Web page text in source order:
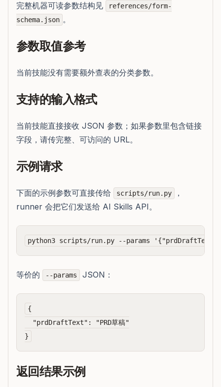
完整机器可读参数结构见
references/form-
schema.json 。
参数取值参考
当前技能没有需要额外查表的分类参数。
支持的输入格式
当前技能直接接收 JSON 参数；如果参数里包含链接
字段，请传完整、可访问的 URL。
示例请求
下面的示例参数可直接传给 scripts/run.py
，
runner 会把它们发送给 AI Skills API。
等价的 --params JSON：
{
  "prdDraftText": "PRD草稿"
返回结果示例